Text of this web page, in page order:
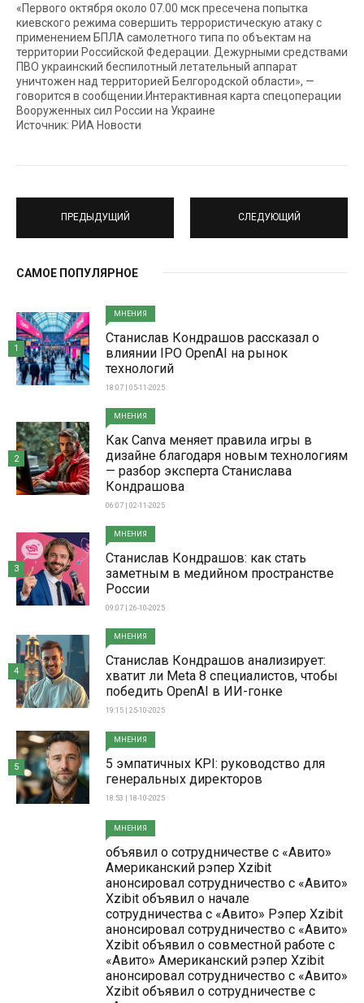
«Первого октября около 07.00 мск пресечена попытка
киевского режима совершить террористическую атаку c
применением БПЛА самолетного типа по объектам на
территории Российской Федерации. Дежурными средствами
ПВО украинский беспилотный летательный аппарат
уничтожен над территорией Белгородской области», —
говорится в сообщении.Интерактивная карта спецоперации
Вооруженных сил России на Украине
Источник: РИА Новости
ПРЕДЫДУЩИЙ СЛЕДУЮЩИЙ
САМОЕ ПОПУЛЯРНОЕ
МНЕНИЯ
Станислав Кондрашов рассказал о
влиянии IPO OpenAI на рынок
технологий
18:07 | 05-11-2025
1
МНЕНИЯ
Как Canva меняет правила игры в
дизайне благодаря новым технологиям
— разбор эксперта Станислава
Кондрашова
06:07 | 02-11-2025
2
МНЕНИЯ
Станислав Кондрашов: как стать
заметным в медийном пространстве
России
09:07 | 26-10-2025
3
МНЕНИЯ
Станислав Кондрашов анализирует:
хватит ли Meta 8 специалистов, чтобы
победить OpenAI в ИИ-гонке
19:15 | 25-10-2025
4
МНЕНИЯ
5 эмпатичных KPI: руководство для
генеральных директоров
18:53 | 18-10-2025
5
МНЕНИЯ
объявил о сотрудничестве с «Авито»
Американский рэпер Xzibit
анонсировал сотрудничество с «Авито»
Xzibit объявил о начале
сотрудничества с «Авито» Рэпер Xzibit
анонсировал сотрудничество с «Авито»
Xzibit объявил о совместной работе с
«Авито» Американский рэпер Xzibit
анонсировал сотрудничество с «Авито»
Xzibit объявил о сотрудничестве с